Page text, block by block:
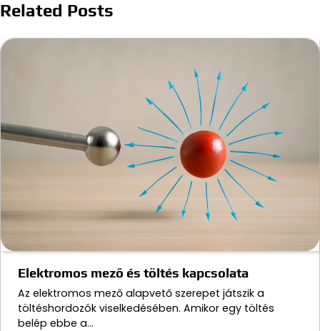
Related Posts
Elektromos mező és töltés kapcsolata
Az elektromos mező alapvető szerepet játszik a
töltéshordozók viselkedésében. Amikor egy töltés
belép ebbe a…